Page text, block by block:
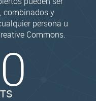
combinados y
persona u
Commons.